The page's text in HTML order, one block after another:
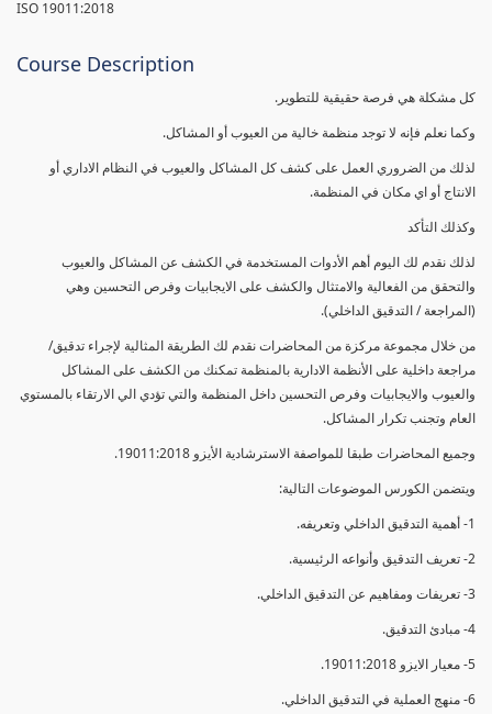
ISO 19011:2018
Course Description
كل مشكلة هي فرصة حقيقية للتطوير.
وكما نعلم فإنه لا توجد منظمة خالية من العيوب أو المشاكل.
لذلك من الضروري العمل على كشف كل المشاكل والعيوب في النظام الاداري أو
الانتاج أو اي مكان في المنظمة.
وكذلك التأكد
لذلك نقدم لك اليوم أهم الأدوات المستخدمة في الكشف عن المشاكل والعيوب
والتحقق من الفعالية والامتثال والكشف على الايجابيات وفرص التحسين وهي
(المراجعة / التدقيق الداخلي).
من خلال مجموعة مركزة من المحاضرات نقدم لك الطريقة المثالية لإجراء تدقيق/
مراجعة داخلية على الأنظمة الادارية بالمنظمة تمكنك من الكشف على المشاكل
والعيوب والايجابيات وفرص التحسين داخل المنظمة والتي تؤدي الي الارتقاء بالمستوي
العام وتجنب تكرار المشاكل.
وجميع المحاضرات طبقا للمواصفة الاسترشادية الأيزو 19011:2018.
ويتضمن الكورس الموضوعات التالية:
1- أهمية التدقيق الداخلي وتعريفه.
2- تعريف التدقيق وأنواعه الرئيسية.
3- تعريفات ومفاهيم عن التدقيق الداخلي.
4- مبادئ التدقيق.
5- معيار الايزو 19011:2018.
6- منهج العملية في التدقيق الداخلي.